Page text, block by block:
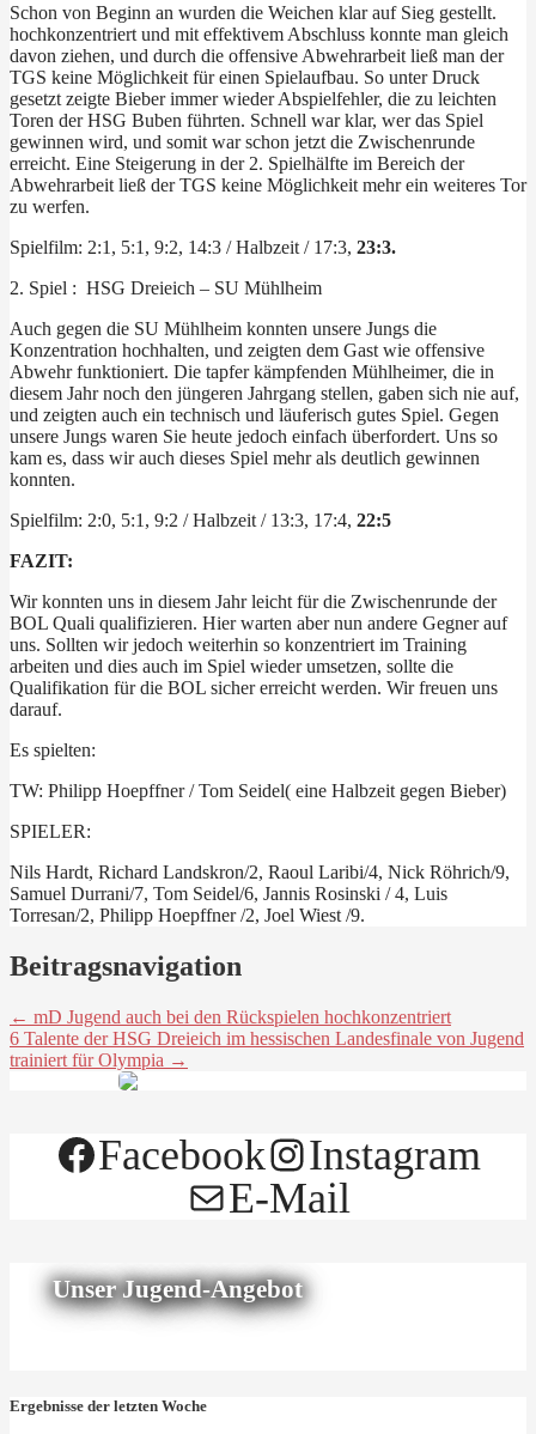
Schon von Beginn an wurden die Weichen klar auf Sieg gestellt.
hochkonzentriert und mit effektivem Abschluss konnte man gleich
davon ziehen, und durch die offensive Abwehrarbeit ließ man der
TGS keine Möglichkeit für einen Spielaufbau. So unter Druck
gesetzt zeigte Bieber immer wieder Abspielfehler, die zu leichten
Toren der HSG Buben führten. Schnell war klar, wer das Spiel
gewinnen wird, und somit war schon jetzt die Zwischenrunde
erreicht. Eine Steigerung in der 2. Spielhälfte im Bereich der
Abwehrarbeit ließ der TGS keine Möglichkeit mehr ein weiteres Tor
zu werfen.
Spielfilm: 2:1, 5:1, 9:2, 14:3 / Halbzeit / 17:3, 23:3.
2. Spiel : HSG Dreieich – SU Mühlheim
Auch gegen die SU Mühlheim konnten unsere Jungs die
Konzentration hochhalten, und zeigten dem Gast wie offensive
Abwehr funktioniert. Die tapfer kämpfenden Mühlheimer, die in
diesem Jahr noch den jüngeren Jahrgang stellen, gaben sich nie auf,
und zeigten auch ein technisch und läuferisch gutes Spiel. Gegen
unsere Jungs waren Sie heute jedoch einfach überfordert. Uns so
kam es, dass wir auch dieses Spiel mehr als deutlich gewinnen
konnten.
Spielfilm: 2:0, 5:1, 9:2 / Halbzeit / 13:3, 17:4, 22:5
FAZIT:
Wir konnten uns in diesem Jahr leicht für die Zwischenrunde der
BOL Quali qualifizieren. Hier warten aber nun andere Gegner auf
uns. Sollten wir jedoch weiterhin so konzentriert im Training
arbeiten und dies auch im Spiel wieder umsetzen, sollte die
Qualifikation für die BOL sicher erreicht werden. Wir freuen uns
darauf.
Es spielten:
TW: Philipp Hoepffner / Tom Seidel( eine Halbzeit gegen Bieber)
SPIELER:
Nils Hardt, Richard Landskron/2, Raoul Laribi/4, Nick Röhrich/9,
Samuel Durrani/7, Tom Seidel/6, Jannis Rosinski / 4, Luis
Torresan/2, Philipp Hoepffner /2, Joel Wiest /9.
Beitragsnavigation
← mD Jugend auch bei den Rückspielen hochkonzentriert
6 Talente der HSG Dreieich im hessischen Landesfinale von Jugend
trainiert für Olympia →
Facebook
Instagram
E-Mail
Unser Jugend-Angebot
Ergebnisse der letzten Woche